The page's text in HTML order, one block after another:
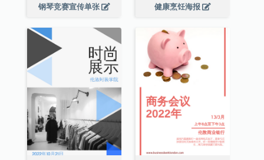
钢琴竞赛宣传单张 健康烹饪海报